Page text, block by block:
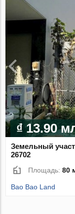
₫ 13.90
Земельный
26702
Площадь:80
Bao Bao Land